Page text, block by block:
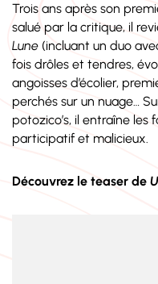
Trois ans après son
salué par la critique, il
Lune (incluant un duo
fois drôles et tendres,
angoisses d’écolier,
perchés sur un nuage…
potozico’s, il entraîne
participatif et malicieux.
Découvrez le teaser de